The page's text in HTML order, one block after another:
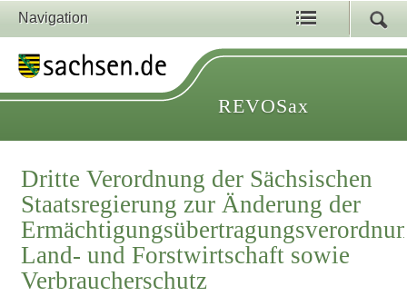
Navigation
REVOSax
Dritte Verordnung der Sächsischen
Staatsregierung zur Änderung der
Land- und Forstwirtschaft sowie
Verbraucherschutz